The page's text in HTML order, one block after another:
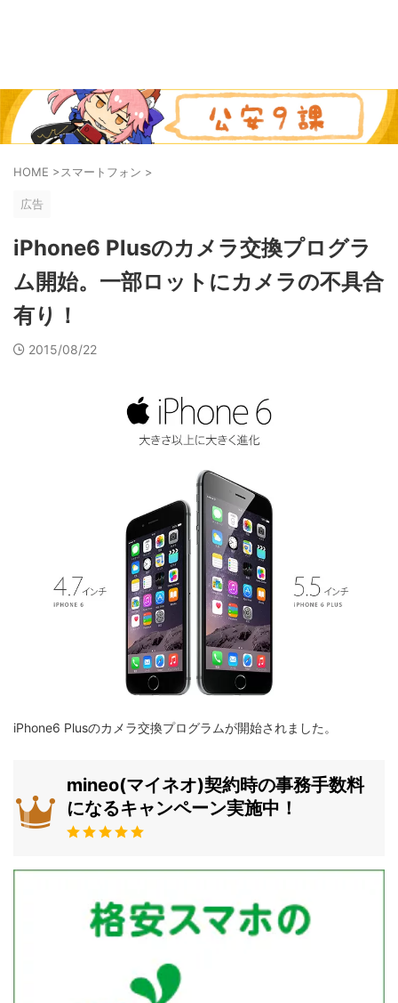
HOME >スマートフォン >
広告
iPhone6 Plusのカメラ交換プログラ
ム開始。一部ロットにカメラの不具合
有り！
2015/08/22
iPhone6 Plusのカメラ交換プログラムが開始されました。
mineo(マイネオ)契約時の事務手数料
になるキャンペーン実施中！